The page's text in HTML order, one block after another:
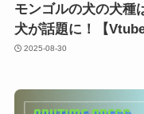
モンゴルの犬の犬種
犬が話題に！【
2025-08-30